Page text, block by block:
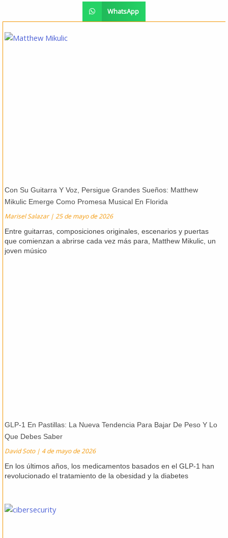
WhatsApp
Con Su Guitarra Y Voz, Persigue Grandes Sueños: Matthew
Mikulic Emerge Como Promesa Musical En Florida
Marisel Salazar 25 de mayo de 2026
Entre guitarras, composiciones originales, escenarios y puertas
que comienzan a abrirse cada vez más para, Matthew Mikulic, un
joven músico
GLP-1 En Pastillas: La Nueva Tendencia Para Bajar De Peso Y Lo
Que Debes Saber
David Soto 4 de mayo de 2026
En los últimos años, los medicamentos basados en el GLP-1 han
revolucionado el tratamiento de la obesidad y la diabetes